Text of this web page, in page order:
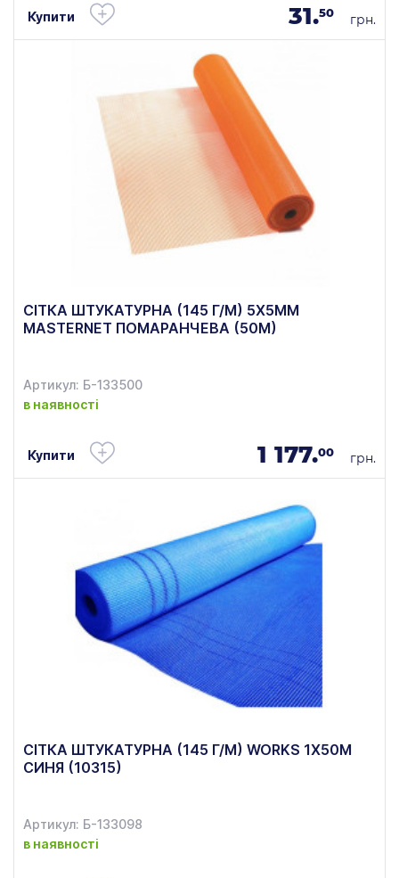
Купити 31.50 грн.
СІТКА ШТУКАТУРНА (145 Г/М) 5Х5ММ
MASTERNET ПОМАРАНЧЕВА (50М)
Артикул: Б-133500
в наявності
Купити 1 177.00 грн.
СІТКА ШТУКАТУРНА (145 Г/М) WORKS 1Х50М
СИНЯ (10315)
Артикул: Б-133098
в наявності